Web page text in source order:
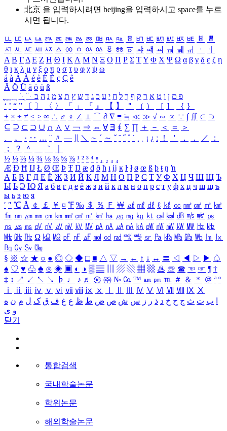
北京 을 입력하시려면 beijing을 입력하시고 space를 누르
시면 됩니다.
ㅥ ㅦ ㅧ ㅨ ㅩ ㅪ ㅫ ㅬ ㅭ ㅮ ㅯ ㅰ ㅱ ㅲ ㅳ ㅴ ㅵ ㅶ ㅷ ㅸ
ㅹ
ㅺ ㅻ ㅼ ㅽ ㅾ ㅿ ㆀ ㆁ ㆂ ㆃ ㆄ ㆅ ㆆ ㆇ ㆈ ㆉ ㆊ ㆋ ㆌ ㆍ
ㆎ
Α Β ΓΔ Ε Ζ Η Θ Ι ΚΛ Μ Ν Ξ Ο Π Ρ Σ ΤΥ Φ Χ Ψ Ω α β γ δ ε ζ η
θ ι κ λ μ ν ξ ο π ρ σ τ υ φ χ ψ ω
á à Á À é è É È ç Ç ê
Ä Ö Ü ä ö ü ß
ִֶֹ ֻּ ׁׂ פ ם ן ו ט א ר ק ף ך ל ח י ע כ ג ד ש ץ ת צ מ נ ה ב
‘ ’ “ ” 〔 〕 〈 〉 「 」 『 』 【 】 ＂ （ ） ［ ］ ｛ ｝
± × ÷ ≠ ≤ ≥ ∞ ∴ ♂ ♀ ∠ ⊥ ⌒ ∂ ∇ ≡ ≒ ≪ ≫ √ ∽ ∝ ∵ ∫ ∬ ∈ ∋
⊆ ⊇ ⊂ ⊃ ∪ ∩ ∧ ∨ ￢ ⇒ ⇔ ∀ ∃ ∮ ∑ ∏ ＋ － ＜ ＝
＞
、
。 · ‥ … ¨ 〃 ― ＼ ∼ ´ ～ ˇ ˘ ˝ ˚ ˙ ¸ ¡ ¿ ː ！ ＇ ， ． ／
：
；
？ ＾ ｀
½ ⅓ ⅔ ¼ ¾ ⅛ ⅜ ⅝ ⅞ ¹ ² ³ ⁴ ⁿ ₁ ₂ ₃ ₄
Æ Ð Ħ Ĳ Ł Ø Œ Þ Ŧ Ŋ æ đ ð ħ ı ĳ ĸ ŀ ł ø œ ß þ ŧ ŋ ŉ
А Б В Г Д Е Ё Ж З И Й К Л М Н О П Р С Т У Ф Х Ц Ч Ш Щ Ъ
Ы Ь Э Ю Я а б в г д е ё ж з и й к л м н о п р с т у ф х ц ч ш щ ъ
ы ь э ю я
′ ″ ℃ Å ￠ ￡ ￥ ¤ ℉ ‰ ＄ ％ Ｆ ￦ ㎕ ㎖ ㎗ ℓ ㎘ ㏄ ㎣ ㎤ ㎥ ㎦
㎙ ㎚ ㎛ ㎜ ㎝ ㎞ ㎟ ㎠ ㎡ ㎢ ㏊ ㎍ ㎎ ㎏ ㏏ ㎈ ㎉ ㏈ ㎧ ㎨ ㎰
㎱ ㎲ ㎳ ㎴ ㎵ ㎶ ㎷ ㎸ ㎹ ㎀ ㎁ ㎂ ㎃ ㎄ ㎺ ㎻ ㎽ ㎾ ㎿ ㎐ ㎑
㎒ ㎓ ㎔ Ω ㏀ ㏁ ㎊ ㎋ ㎌ ㏖ ㏅ ㎭ ㎮ ㎯ ㏛ ㎩ ㎪ ㎫ ㎬ ㏝ ㏐
㏓
㏃ ㏉ ㏜ ㏆
§ ※ ☆ ★ ○ ● ◎ ◇ ◆ □ ■ △ ▽ → ← ↑ ↓ ↔ 〓 ◁ ◀ ▷ ▶ ♤
♠ ♡ ♥ ♧ ♣ ⊙ ◈ ▣ ◐ ◑ ▒ ▤ ▨ ▧ ▦ ▩ ♨ ☏ ☎ ☜ ☞ ¶ †
‡ ↕ ↗ ↙ ↖ ↘ ♭ ♩ ♪ ♬ ㉿ ㈜ № ㏇ ™ ㏂ ㏘ ℡ ＃ ＆ ＊ ＠ ª º
ⅰ
ⅱ ⅲ ⅳ ⅴ ⅵ ⅶ ⅷ ⅸ ⅹ Ⅳ Ⅴ Ⅵ Ⅶ Ⅷ Ⅸ Ⅹ
ب ت ث ج ح خ د ذ ر ز س ش ص ض ط ظ ع غ ف ق ک ل م ن ه
و ی
닫기
통합검색
국내학술논문
학위논문
해외학술논문